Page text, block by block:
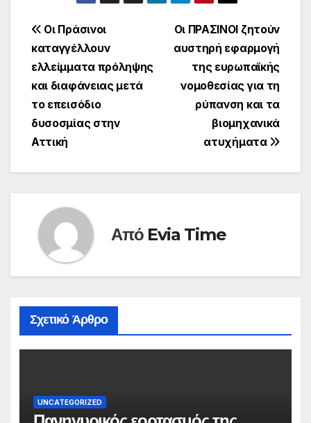
Πλοήγηση
άρθρων
Οι ΠΡΑΣΙΝΟΙ ζητούν
αυστηρή εφαρμογή
της ευρωπαϊκής
νομοθεσίας για τη
ρύπανση και τα
βιομηχανικά
ατυχήματα
Οι Πράσινοι
καταγγέλλουν
ελλείμματα πρόληψης
και διαφάνειας μετά
το επεισόδιο
δυσοσμίας στην
Αττική
Από Evia Time
Σχετικό Άρθρο
UNCATEGORIZED